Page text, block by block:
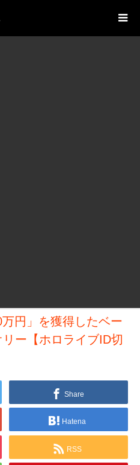
円」を獲得したベー
ー【ホロライブID切
Share
Hatena
RSS